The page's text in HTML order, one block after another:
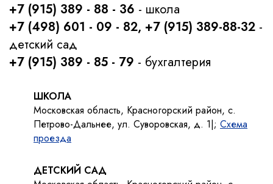
+7 (915) 389 - 88 - 36 - школа
+7 (498) 601 - 09 - 82, +7 (915) 389-88-32 -
детский сад
+7 (915) 389 - 85 - 79 - бухгалтерия
ШКОЛА
Московская область, Красногорский район, с.
Петрово-Дальнее, ул. Суворовская, д. 1|; Схема
проезда
ДЕТСКИЙ САД